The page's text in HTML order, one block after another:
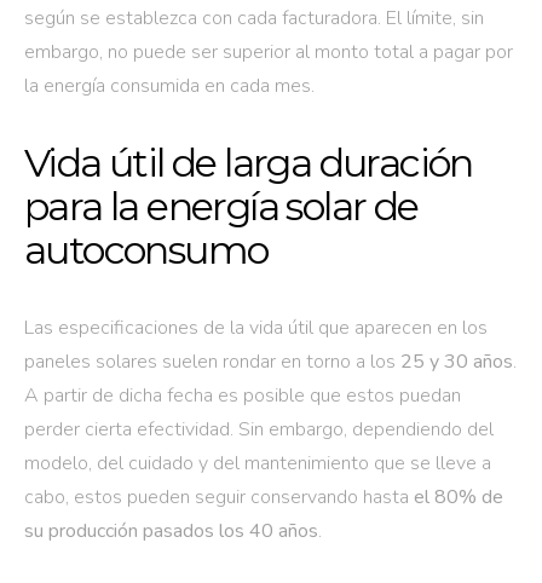
según se establezca con cada facturadora. El límite, sin
embargo, no puede ser superior al monto total a pagar por
la energía consumida en cada mes.
Vida útil de larga duración
para la energía solar de
autoconsumo
Las especificaciones de la vida útil que aparecen en los
paneles solares suelen rondar en torno a los 25 y 30 años.
A partir de dicha fecha es posible que estos puedan
perder cierta efectividad. Sin embargo, dependiendo del
modelo, del cuidado y del mantenimiento que se lleve a
cabo, estos pueden seguir conservando hasta el 80% de
su producción pasados los 40 años.